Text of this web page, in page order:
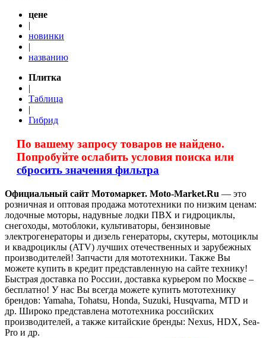
цене
|
новинки
|
названию
Плитка
|
Таблица
|
Гибрид
По вашему запросу товаров не найдено.
Попробуйте ослабить условия поиска или
сбросить значения фильтра
Официальный сайт Мотомаркет. Moto-Market.Ru — это
розничная и оптовая продажа мототехники по низким ценам:
лодочные моторы, надувные лодки ПВХ и гидроциклы,
снегоходы, мотоблоки, культиваторы, бензиновые
электрогенераторы и дизель генераторы, скутеры, мотоциклы
и квадроциклы (ATV) лучших отечественных и зарубежных
производителей! Запчасти для мототехники. Также Вы
можете купить в кредит представленную на сайте технику!
Быстрая доставка по России, доставка курьером по Москве –
бесплатно! У нас Вы всегда можете купить мототехнику
брендов: Yamaha, Tohatsu, Honda, Suzuki, Husqvarna, MTD и
др. Широко представлена мототехника российских
производителей, а также китайские бренды: Nexus, HDX, Sea-
Pro и др.